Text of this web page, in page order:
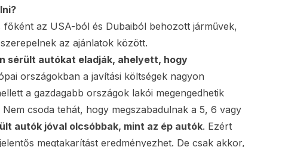
az USA-ból és Dubaiból behozott járművek,
az ajánlatok között.
sérült autókat eladják, ahelyett, hogy
országokban a javítási költségek nagyon
a gazdagabb országok lakói megengedhetik
csoda tehát, hogy megszabadulnak a 5, 6 vagy
autók jóval olcsóbbak, mint az ép autók. Ezért
megtakarítást eredményezhet. De csak akkor,